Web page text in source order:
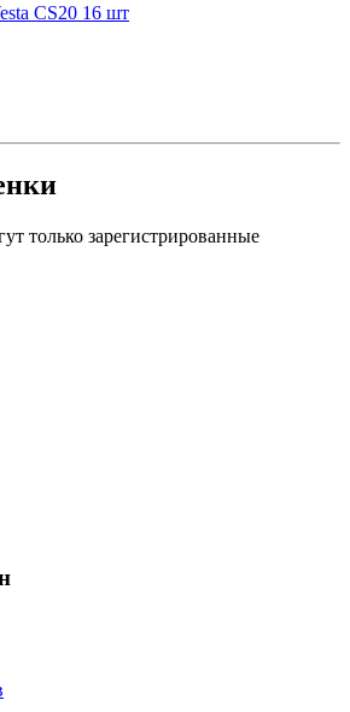
CS20 16 шт
только зарегистрированные